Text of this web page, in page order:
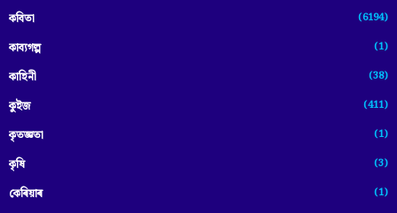
কবিতা (6194)
কাব্যগল্প (1)
কাহিনী (38)
কুইজ (411)
কৃতজ্ঞতা (1)
কৃষি (3)
কেৰিয়াৰ (1)